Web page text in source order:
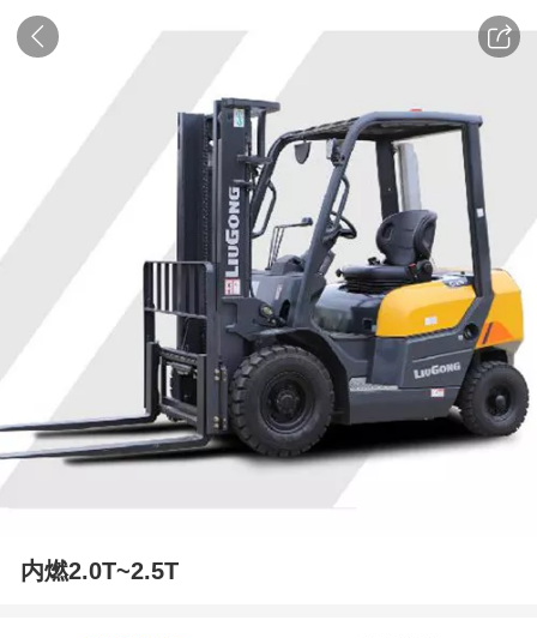
内燃2.0T~2.5T